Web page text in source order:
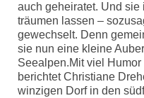
auch geheiratet. Und
träumen lassen –
gewechselt. Denn
sie nun eine kleine
Seealpen.Mit viel
berichtet Christiane
winzigen Dorf in den